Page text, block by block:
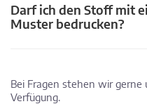
Darf ich den Stoff mit
Muster bedrucken?
Bei Fragen stehen wir gerne
Verfügung.